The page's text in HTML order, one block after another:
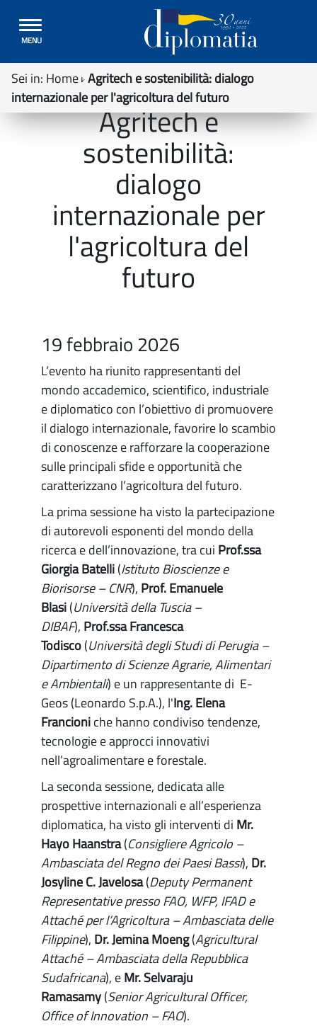
Toggle
navigation
MENU
Sei in: Home Agritech e sostenibilità: dialogo
internazionale per l'agricoltura del futuro
Agritech e
sostenibilità:
dialogo
internazionale per
l'agricoltura del
futuro
19 febbraio 2026
L’evento ha riunito rappresentanti del
mondo accademico, scientifico, industriale
e diplomatico con l’obiettivo di promuovere
il dialogo internazionale, favorire lo scambio
di conoscenze e rafforzare la cooperazione
sulle principali sfide e opportunità che
caratterizzano l’agricoltura del futuro.
La prima sessione ha visto la partecipazione
di autorevoli esponenti del mondo della
ricerca e dell’innovazione, tra cui Prof.ssa
Giorgia Batelli(Istituto Bioscienze e
Biorisorse – CNR), Prof. Emanuele
Blasi(Università della Tuscia –
DIBAF), Prof.ssa Francesca
Todisco(Università degli Studi di Perugia –
Dipartimento di Scienze Agrarie, Alimentari
e Ambientali) e un rappresentante di E-
Geos (Leonardo S.p.A.), l'Ing. Elena
Francioniche hanno condiviso tendenze,
tecnologie e approcci innovativi
nell’agroalimentare e forestale.
La seconda sessione, dedicata alle
prospettive internazionali e all’esperienza
diplomatica, ha visto gli interventi di Mr.
Hayo Haanstra(Consigliere Agricolo –
Ambasciata del Regno dei Paesi Bassi), Dr.
Josyline C. Javelosa(Deputy Permanent
Representative presso FAO, WFP, IFAD e
Attaché per l’Agricoltura – Ambasciata delle
Filippine), Dr. Jemina Moeng(Agricultural
Attaché – Ambasciata della Repubblica
Sudafricana), eMr. Selvaraju
Ramasamy(Senior Agricultural Officer,
Office of Innovation – FAO).